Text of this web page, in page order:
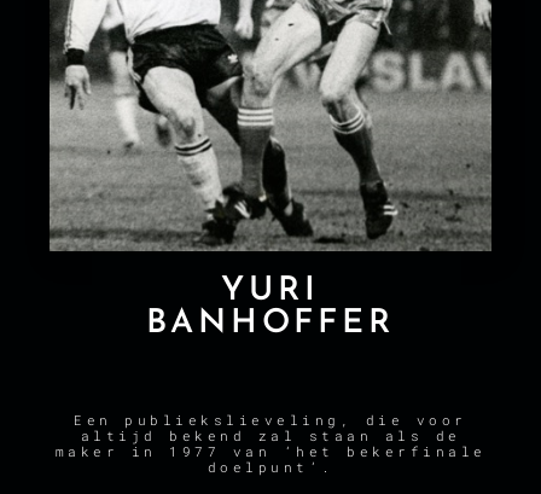
YURI
BANHOFFER
Een publiekslieveling, die voor
altijd bekend zal staan als de
maker in 1977 van ‘het bekerfinale
doelpunt’.